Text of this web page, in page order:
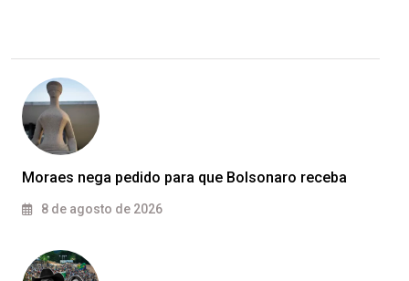
Moraes nega pedido para que Bolsonaro receba
8 de agosto de 2026